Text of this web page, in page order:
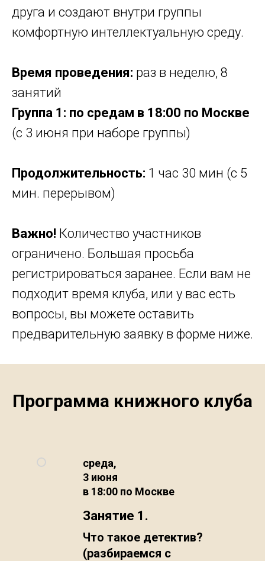
друга и создают внутри группы
комфортную интеллектуальную среду.
Время проведения: раз в неделю, 8
занятий
Группа 1: по средам в 18:00 по Москве
(с 3 июня при наборе группы)
Продолжительность: 1 час 30 мин (с 5
мин. перерывом)
Важно! Количество участников
ограничено. Большая просьба
регистрироваться заранее. Если вам не
подходит время клуба, или у вас есть
вопросы, вы можете оставить
предварительную заявку в форме ниже.
Программа книжного клуба
среда,
3 июня
в 18:00 по Москве
Занятие 1.
Что такое детектив?
(разбираемся с